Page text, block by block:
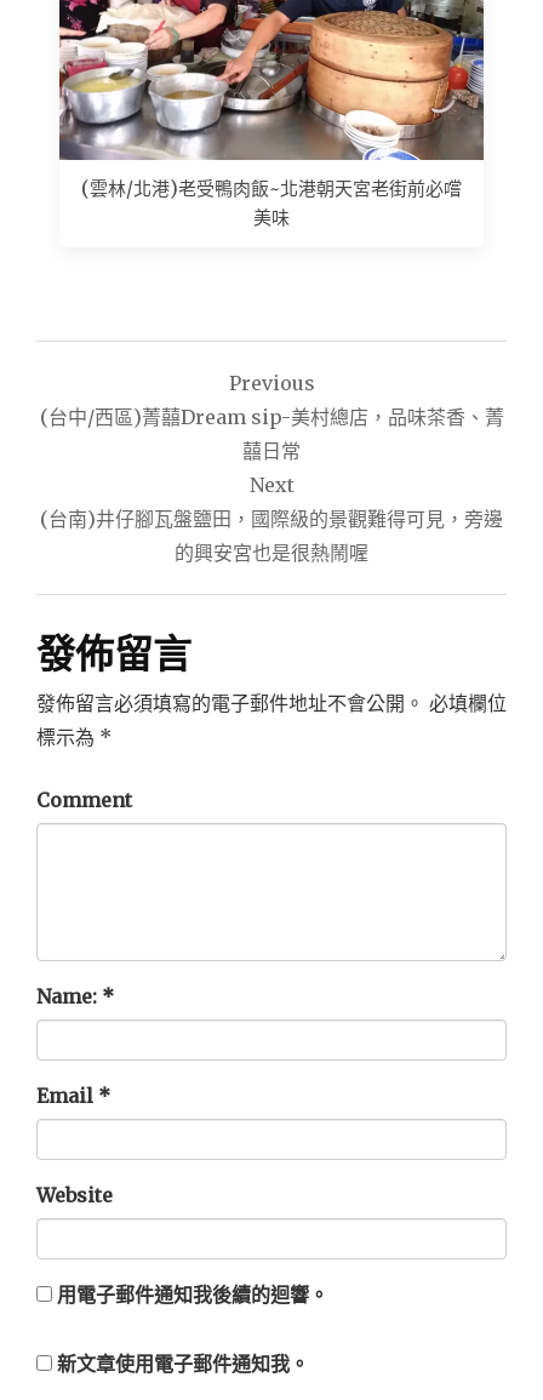
(雲林/北港)老受鴨肉飯~北港朝天宮老街前必嚐
美味
章
覽
Previous
(台中/西區)菁囍Dream sip-美村總店，品味茶香、菁
囍日常
Next
(台南)井仔腳瓦盤鹽田，國際級的景觀難得可見，旁邊
的興安宮也是很熱鬧喔
發佈留言
發佈留言必須填寫的電子郵件地址不會公開。 必填欄位
標示為 *
Comment
Name: *
Email *
Website
用電子郵件通知我後續的迴響。
新文章使用電子郵件通知我。